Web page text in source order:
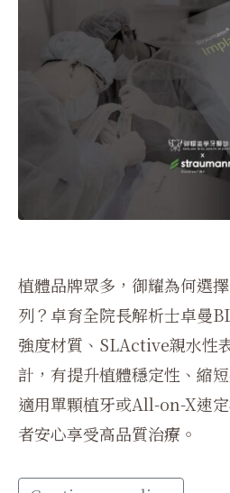
植體品牌眾多，御耀為何選
列？卓育全院長解析士卓曼
強度材質、SLActive親水性
計，有提升植體穩定性、縮
適用單顆植牙或All-on-X速
者安心享受高品質治療。